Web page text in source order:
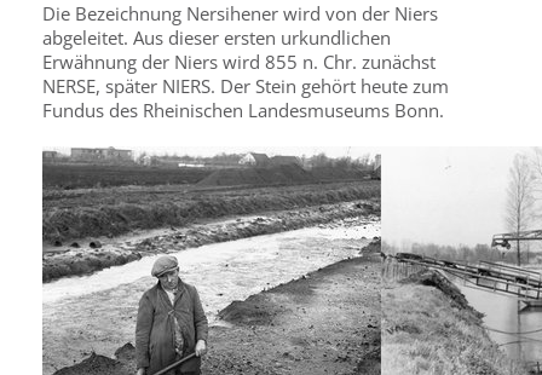
Die Bezeichnung Nersihener wird von der Niers
abgeleitet. Aus dieser ersten urkundlichen
Erwähnung der Niers wird 855 n. Chr. zunächst
NERSE, später NIERS. Der Stein gehört heute zum
Fundus des Rheinischen Landesmuseums Bonn.